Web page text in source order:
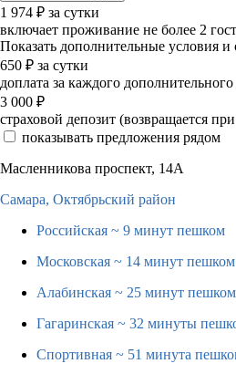
1 974 ₽ за сутки
включает проживание не более 2
Показать дополнительные условия и
650 ₽ за сутки
доплата за каждого
3 000 ₽
страховой депозит (возвращается
показывать предложения рядом
Масленникова проспект, 14А
Самара, Октябрьский район
Российская ~ 9 минут пешком
Московская ~ 14 минут пешком
Алабинская ~ 25 минут пешком
Гагаринская ~ 32 минуты
Спортивная ~ 51 минута